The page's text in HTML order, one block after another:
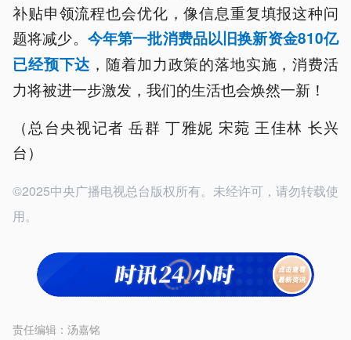
补贴申领流程也会优化，像信息重复填报这种问
题将减少。 今年第一批消费品以旧换新资金810亿
已经预下达 ，随着加力政策的落地实施，消费活
力将被进一步激发，我们的生活也会焕然一新！
（总台央视记者 岳群 丁雅妮 宋菀 王佳林 长兴
台）
©2025中央广播电视总台版权所有。未经许可，请勿转载使
用。
责任编辑： 汤嘉铭